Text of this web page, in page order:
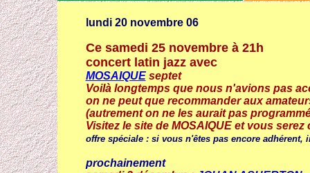
lundi 20 novembre 06
Ce samedi 25 novembre à 21h
concert latin jazz avec
MOSAIQUEseptet
Voilà longtemps que nous n'avions pas
on ne peut que recommander aux
(autrement on ne les aurait pas
Visitez le site de MOSAIQUE et vous
offre spéciale : si vous n'êtes pas encore
prochainement